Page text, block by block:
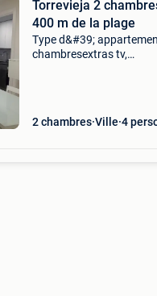
Torrevieja 2
400 m de la plage
Type d&#39;
chambresextras tv,
2 chambres Ville 4